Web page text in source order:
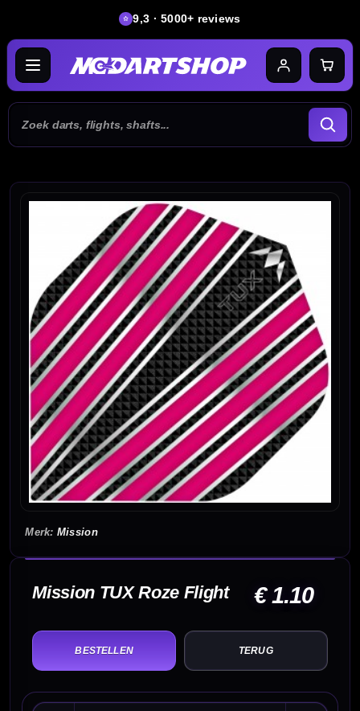
9,3 · 5000+ reviews
Mission
Mission TUX Roze Flight € 1.10
TERUG